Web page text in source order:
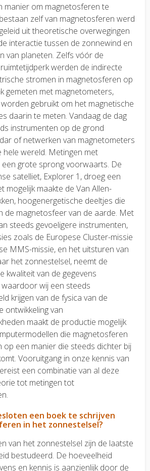
manier om magnetosferen te
zelf van magnetosferen werd
uit theoretische overwegingen
interactie tussen de zonnewind en
van planeten. Zelfs vóór de
werden de indirecte
stromen in magnetosferen op
gemeten met magnetometers,
gebruikt om het magnetische
daarin te meten. Vandaag de dag
instrumenten op de grond
of netwerken van magnetometers
hele wereld. Metingen met
grote sprong voorwaarts. De
satelliet, Explorer 1, droeg een
mogelijk maakte de Van Allen-
hoogenergetische deeltjes die
de magnetosfeer van de aarde. Met
steeds gevoeligere instrumenten,
zoals de Europese Cluster-missie
MMS-missie, en het uitsturen van
het zonnestelsel, neemt de
kwaliteit van de gegevens
wij een steeds
krijgen van de fysica van de
ontwikkeling van
maakt de productie mogelijk
die magnetosferen
op een manier die steeds dichter bij
Vooruitgang in onze kennis van
een combinatie van al deze
tot metingen tot
een boek te schrijven
in het zonnestelsel?
van het zonnestelsel zijn de laatste
bestudeerd. De hoeveelheid
en kennis is aanzienlijk door de